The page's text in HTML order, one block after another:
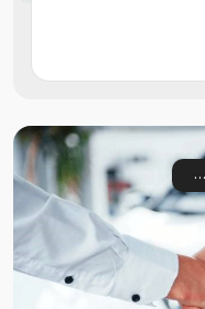
خودروشاپ، دستیار آنلاین خدمات خودرویی شما